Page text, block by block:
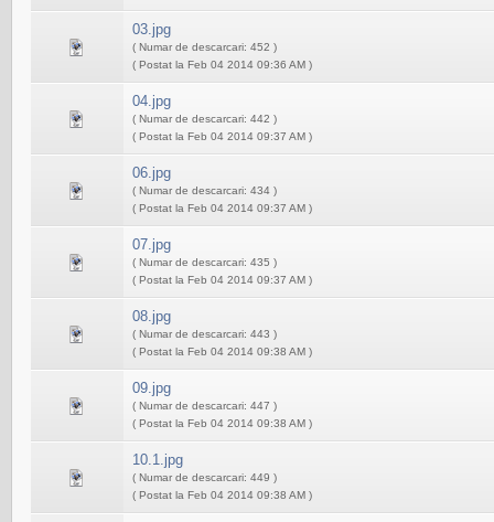
03.jpg
( Numar de descarcari: 452 )
( Postat la Feb 04 2014 09:36 AM )
04.jpg
( Numar de descarcari: 442 )
( Postat la Feb 04 2014 09:37 AM )
06.jpg
( Numar de descarcari: 434 )
( Postat la Feb 04 2014 09:37 AM )
07.jpg
( Numar de descarcari: 435 )
( Postat la Feb 04 2014 09:37 AM )
08.jpg
( Numar de descarcari: 443 )
( Postat la Feb 04 2014 09:38 AM )
09.jpg
( Numar de descarcari: 447 )
( Postat la Feb 04 2014 09:38 AM )
10.1.jpg
( Numar de descarcari: 449 )
( Postat la Feb 04 2014 09:38 AM )